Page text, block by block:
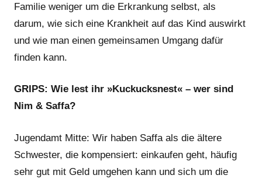
Familie weniger um die Erkrankung selbst, als
darum, wie sich eine Krankheit auf das Kind auswirkt
und wie man einen gemeinsamen Umgang dafür
finden kann.
GRIPS: Wie lest ihr »Kuckucksnest« – wer sind
Nim & Saffa?
Jugendamt Mitte: Wir haben Saffa als die ältere
Schwester, die kompensiert: einkaufen geht, häufig
sehr gut mit Geld umgehen kann und sich um die